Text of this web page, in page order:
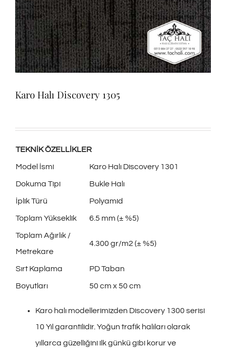
Karo Halı Discovery 1305
TEKNİK ÖZELLİKLER
Model İsmi Karo Halı Discovery 1301
Dokuma Tipi Bukle Halı
İplik Türü Polyamid
Toplam Yükseklik 6.5 mm (± %5)
Toplam Ağırlık /
Metrekare
4.300 gr/m2 (± %5)
Sırt Kaplama PD Taban
Boyutları 50 cm x 50 cm
Karo halı modellerimizden Discovery 1300 serisi
10 Yıl garantilidir. Yoğun trafik halıları olarak
yıllarca güzelliğini ilk günkü gibi korur ve